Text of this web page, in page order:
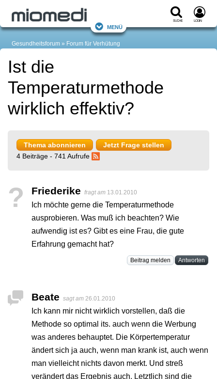
Suche Login
Menü
Gesundheitsforum Forum für Verhütung
Ist die
Temperaturmethode
wirklich effektiv?
Thema abonnieren
Jetzt Frage stellen
4 Beiträge - 741 Aufrufe
? Friederike fragt am 13.01.2010
Ich möchte gerne die Temperaturmethode
ausprobieren. Was muß ich beachten? Wie
aufwendig ist es? Gibt es eine Frau, die gute
Erfahrung gemacht hat?
Beitrag melden Antworten
Beate sagt am 26.01.2010
Ich kann mir nicht wirklich vorstellen, daß die
Methode so optimal its. auch wenn die Werbung
was anderes behauptet. Die Körpertemperatur
ändert sich ja auch, wenn man krank ist, auch wenn
man vielleicht nichts davon merkt. Und streß
verändert das Ergebnis auch. Letztlich sind die